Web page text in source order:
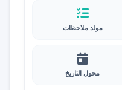
مولد ملاحظات
محول التاريخ